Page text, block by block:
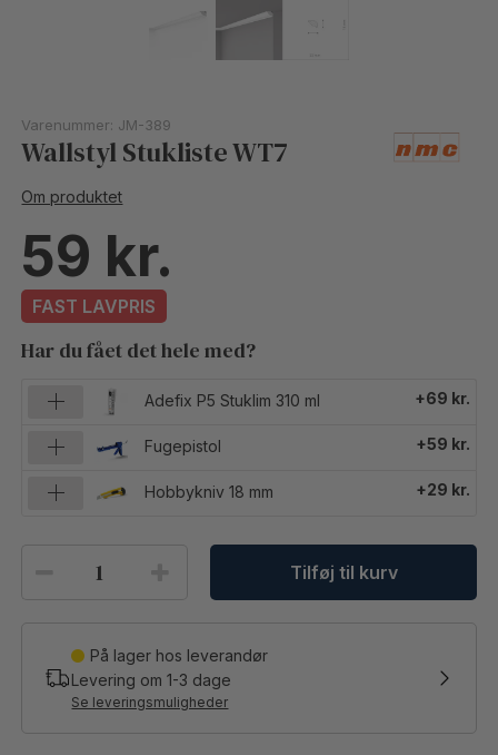
Varenummer: JM-389
Wallstyl Stukliste WT7
Om produktet
59
FAST LAVPRIS
Har du fået det hele med?
Adefix P5 Stuklim 310 ml +69 kr.
Fugepistol +59 kr.
Hobbykniv 18 mm +29 kr.
Tilføj til kurv
På lager hos leverandør
Levering om1-3 dage
Se leveringsmuligheder